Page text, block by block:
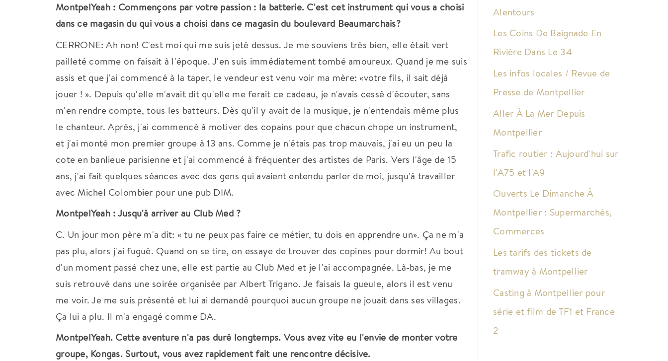
MontpelYeah : Commençons par votre passion : la batterie. C'est cet instrument qui vous a choisi
dans ce magasin du qui vous a choisi dans ce magasin du boulevard Beaumarchais?
CERRONE: Ah non! C'est moi qui me suis jeté dessus. Je me souviens très bien, elle était vert
pailleté comme on faisait à l'époque. J'en suis immédiatement tombé amoureux. Quand je me suis
assis et que j'ai commencé à la taper, le vendeur est venu voir ma mère: «votre fils, il sait déjà
jouer ! ». Depuis qu'elle m'avait dit qu'elle me ferait ce cadeau, je n'avais cessé d'écouter, sans
m'en rendre compte, tous les batteurs. Dès qu'il y avait de la musique, je n'entendais même plus
le chanteur. Après, j'ai commencé à motiver des copains pour que chacun chope un instrument,
et j'ai monté mon premier groupe à 13 ans. Comme je n'étais pas trop mauvais, j'ai eu un peu la
cote en banlieue parisienne et j'ai commencé à fréquenter des artistes de Paris. Vers l'âge de 15
ans, j'ai fait quelques séances avec des gens qui avaient entendu parler de moi, jusqu'à travailler
avec Michel Colombier pour une pub DIM.
MontpelYeah : Jusqu'à arriver au Club Med ?
C. Un jour mon père m'a dit: « tu ne peux pas faire ce métier, tu dois en apprendre un». Ça ne m'a
pas plu, alors j'ai fugué. Quand on se tire, on essaye de trouver des copines pour dormir! Au bout
d'un moment passé chez une, elle est partie au Club Med et je l'ai accompagnée. Là-bas, je me
suis retrouvé dans une soirée organisée par Albert Trigano. Je faisais la gueule, alors il est venu
me voir. Je me suis présenté et lui ai demandé pourquoi aucun groupe ne jouait dans ses villages.
Ça lui a plu. Il m'a engagé comme DA.
MontpelYeah. Cette aventure n'a pas duré longtemps. Vous avez vite eu l'envie de monter votre
groupe, Kongas. Surtout, vous avez rapidement fait une rencontre décisive.
Alentours
Les Coins De Baignade En
Rivière Dans Le 34
Les infos locales / Revue de
Presse de Montpellier
Aller À La Mer Depuis
Montpellier
Trafic routier : Aujourd'hui sur
l'A75 et l'A9
Ouverts Le Dimanche À
Montpellier : Supermarchés,
Commerces
Les tarifs des tickets de
tramway à Montpellier
Casting à Montpellier pour
série et film de TF1 et France
2